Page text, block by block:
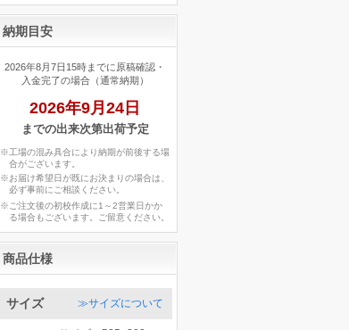
納期目安
2026年8月7日15時までに原稿確認・
入金完了の場合（通常納期）
2026年9月24日
までの出来次第出荷予定
※工場の混み具合により納期が前後する場
合がございます。
※お届け希望日が既にお決まりの場合は、
必ず事前にご相談ください。
※ご注文後の初校作成に1～2営業日かか
る場合もございます。ご留意ください。
商品仕様
サイズ ≫サイズについて